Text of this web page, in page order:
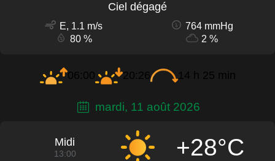
Ciel dégagé
E, 1.1 m/s
764 mmHg
80 %
2 %
06:00 20:26 14 h 25 min
mardi, 11 août 2026
Midi
13:00 +28°C